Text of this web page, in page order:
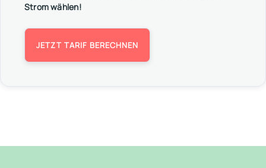
Strom wählen!
JETZT TARIF BERECHNEN